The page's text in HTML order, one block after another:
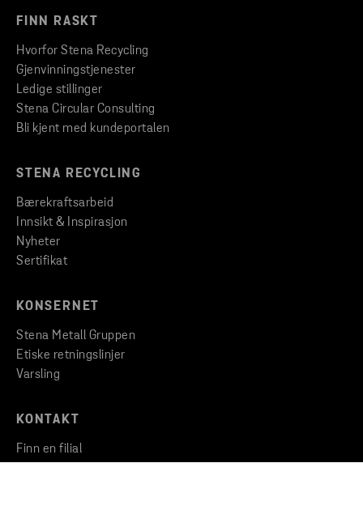
FINN RASKT
Hvorfor Stena Recycling
Gjenvinningstjenester
Ledige stillinger
Stena Circular Consulting
Bli kjent med kundeportalen
STENA RECYCLING
Bærekraftsarbeid
Innsikt & Inspirasjon
Nyheter
Sertifikat
KONSERNET
Stena Metall Gruppen
Etiske retningslinjer
Varsling
KONTAKT
Finn en filial